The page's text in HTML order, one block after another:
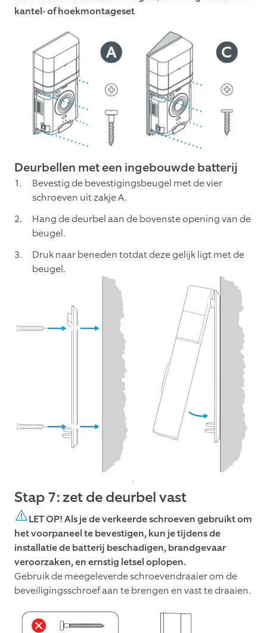
kantel- of hoekmontageset
Deurbellen met een ingebouwde batterij
Bevestig de bevestigingsbeugel met de vier
schroeven uit zakje A.
Hang de deurbel aan de bovenste opening van de
beugel.
Druk naar beneden totdat deze gelijk ligt met de
beugel.
Stap 7: zet de deurbel vast
LET OP! Als je de verkeerde schroeven gebruikt om
het voorpaneel te bevestigen, kun je tijdens de
installatie de batterij beschadigen, brandgevaar
veroorzaken, en ernstig letsel oplopen.
Gebruik de meegeleverde schroevendraaier om de
beveiligingsschroef aan te brengen en vast te draaien.